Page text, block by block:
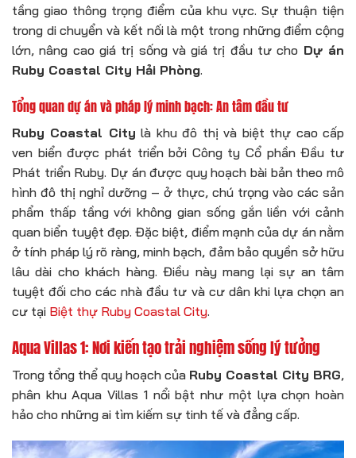
tầng giao thông trọng điểm của khu vực. Sự thuận tiện
trong di chuyển và kết nối là một trong những điểm cộng
lớn, nâng cao giá trị sống và giá trị đầu tư cho Dự án
Ruby Coastal City Hải Phòng.
Tổng quan dự án và pháp lý minh bạch: An tâm đầu tư
Ruby Coastal City là khu đô thị và biệt thự cao cấp
ven biển được phát triển bởi Công ty Cổ phần Đầu tư
Phát triển Ruby. Dự án được quy hoạch bài bản theo mô
hình đô thị nghỉ dưỡng – ở thực, chú trọng vào các sản
phẩm thấp tầng với không gian sống gắn liền với cảnh
quan biển tuyệt đẹp. Đặc biệt, điểm mạnh của dự án nằm
ở tính pháp lý rõ ràng, minh bạch, đảm bảo quyền sở hữu
lâu dài cho khách hàng. Điều này mang lại sự an tâm
tuyệt đối cho các nhà đầu tư và cư dân khi lựa chọn an
cư tại Biệt thự Ruby Coastal City.
Aqua Villas 1: Nơi kiến tạo trải nghiệm sống lý tưởng
Trong tổng thể quy hoạch của Ruby Coastal City BRG,
phân khu Aqua Villas 1 nổi bật như một lựa chọn hoàn
hảo cho những ai tìm kiếm sự tinh tế và đẳng cấp.